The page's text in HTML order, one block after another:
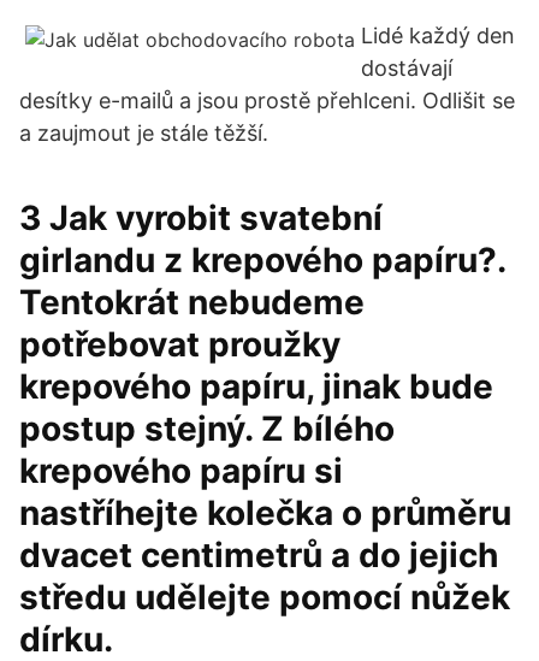
Lidé každý den
dostávají
desítky e-mailů a jsou prostě přehlceni. Odlišit se
a zaujmout je stále těžší.
3 Jak vyrobit svatební
girlandu z krepového papíru?.
Tentokrát nebudeme
potřebovat proužky
krepového papíru, jinak bude
postup stejný. Z bílého
krepového papíru si
nastříhejte kolečka o průměru
dvacet centimetrů a do jejich
středu udělejte pomocí nůžek
dírku.